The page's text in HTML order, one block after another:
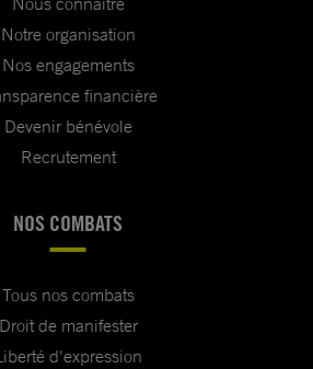
Notre organisation
Nos engagements
financière
Devenir bénévole
Recrutement
NOS COMBATS
Tous nos combats
Droit de manifester
d'expression